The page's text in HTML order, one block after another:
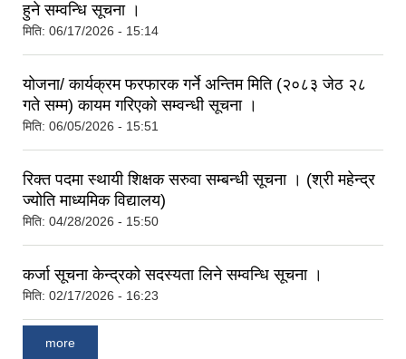
हुने सम्वन्धि सूचना ।
मिति: 06/17/2026 - 15:14
योजना/ कार्यक्रम फरफारक गर्ने अन्तिम मिति (२०८३ जेठ २८
गते सम्म) कायम गरिएको सम्वन्धी सूचना ।
मिति: 06/05/2026 - 15:51
रिक्त पदमा स्थायी शिक्षक सरुवा सम्बन्धी सूचना । (श्री महेन्द्र
ज्योति माध्यमिक विद्यालय)
मिति: 04/28/2026 - 15:50
कर्जा सूचना केन्द्रको सदस्यता लिने सम्वन्धि सूचना ।
मिति: 02/17/2026 - 16:23
more